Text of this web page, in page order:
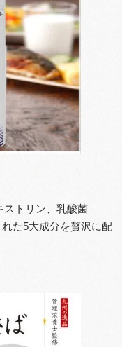
ストリン、乳酸菌
た5大成分を贅沢に配